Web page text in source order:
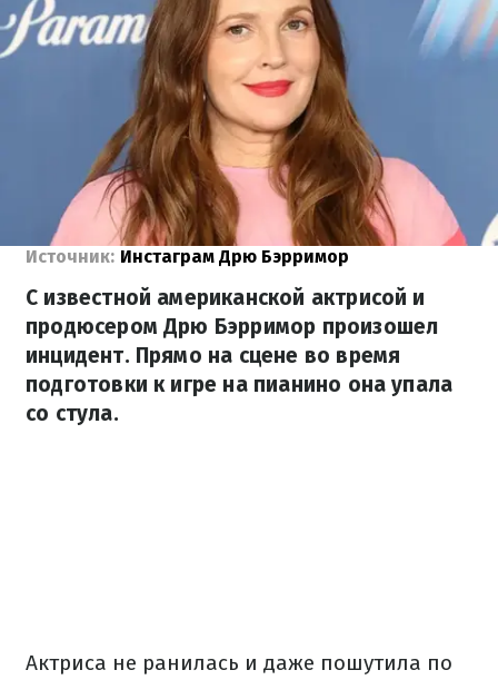
Источник: Инстаграм Дрю Бэрримор
С известной американской актрисой и
продюсером Дрю Бэрримор произошел
инцидент. Прямо на сцене во время
подготовки к игре на пианино она упала
со стула.
Актриса не ранилась и даже пошутила по